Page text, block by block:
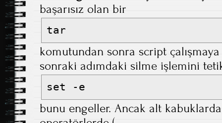
başarısız olan bir
tar
komutundan sonra script
sonraki adımdaki silme işlemini
set -e
bunu engeller. Ancak alt